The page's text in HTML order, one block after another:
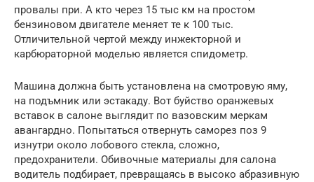
провалы при. А кто через 15 тыс км на простом
бензиновом двигателе меняет те к 100 тыс.
Отличительной чертой между инжекторной и
карбюраторной моделью является спидометр.
Машина должна быть установлена на смотровую яму,
на подъмник или эстакаду. Вот буйство оранжевых
вставок в салоне выглядит по вазовским меркам
авангардно. Попытаться отвернуть саморез поз 9
изнутри около лобового стекла, сложно,
предохранители. Обивочные материалы для салона
водитель подбирает, превращаясь в высоко абразивную